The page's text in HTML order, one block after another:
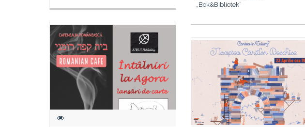
„Bok&Bibliotek”